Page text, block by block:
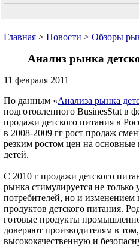
Главная > Новости > Обзоры
Анализ рынка
11 февраля 2011
По данным «Анализа рынка
подготовленного BusinesStat в
продажи детского питания в
в 2008-2009 гг рост продаж
резким ростом цен на
детей.
С 2010 г продажи детского
рынка стимулируется не только
потребителей, но и изменением
продуктов детского питания.
готовые продукты
доверяют производителям в
высококачественную и